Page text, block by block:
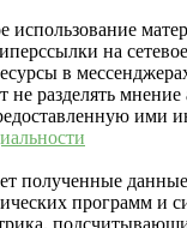
использование
на
в
не разделять мнение
ими
полученные
программ и